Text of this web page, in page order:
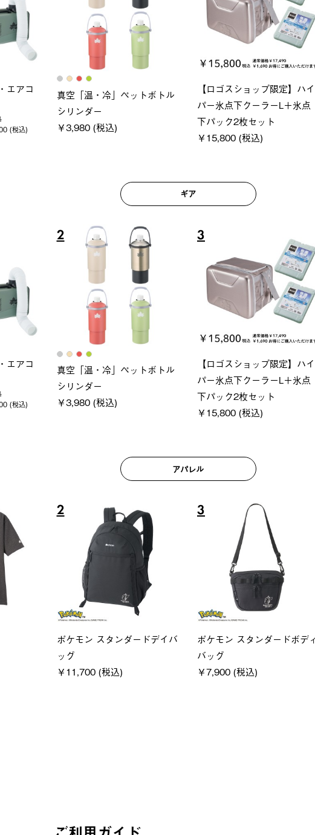
きQセ
ポケモン Tシャツ
￥5,700 (税込)
グランベーシック スペースベ
ース・オクタゴン-BJ
￥209,000 (税込)
ギア
きQセ
6
グランベーシック スペースベ
ース・オクタゴン-BJ
￥209,000 (税込)
7
Q-TOP ソーラーサンドブロッ
クサンシェード-BF
￥16,800 (税込)
アパレル
6
LOGOS by LIPNER リゲイン
テック ボディリカバリーショ
ーツ #35504
7
LOGOS×FOOTMARK RAKU
SACK
￥21,780 (税込)